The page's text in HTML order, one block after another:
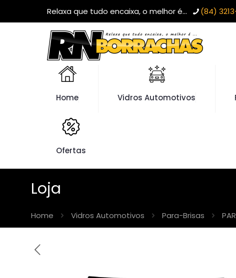
Relaxa que tudo encaixa, o melhor é... (84)
Home Vidros Automotivos
Ofertas
Loja
Home Vidros Automotivos Para-Brisas